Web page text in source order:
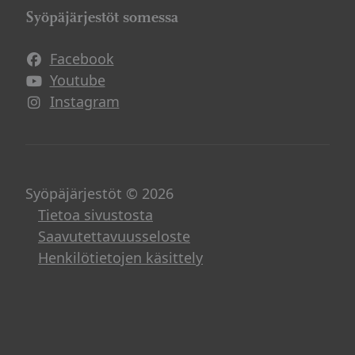
Syöpäjärjestöt somessa
Facebook
Avautuu uuteen ikkunaan
Youtube
Avautuu uuteen ikkunaan
Instagram
Avautuu uuteen ikkunaan
Syöpäjärjestöt © 2026
Tietoa sivustosta
Saavutettavuusseloste
Henkilötietojen käsittely